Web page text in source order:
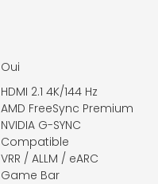
Oui
HDMI 2.1 4K/144 Hz
AMD FreeSync Premium
NVIDIA G-SYNC
Compatible
VRR / ALLM / eARC
Game Bar